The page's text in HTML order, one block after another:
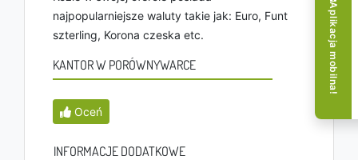
najpopularniejsze waluty takie jak: Euro, Funt
szterling, Korona czeska etc.
KANTOR W PORÓWNYWARCE
Oceń
INFORMACJE DODATKOWE
Aplikacja mobilna!